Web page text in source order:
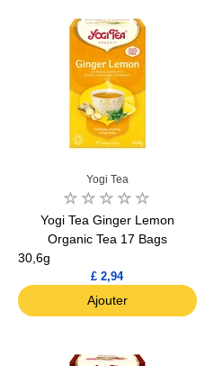
Yogi Tea
Yogi Tea Ginger Lemon
Organic Tea 17 Bags
30,6g
£ 2,94
Ajouter